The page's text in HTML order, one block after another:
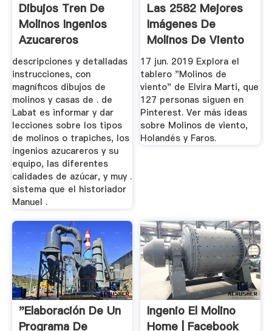
Dibujos Tren De
Molinos Ingenios
Azucareros
descripciones y detalladas
instrucciones, con
magníficos dibujos de
molinos y casas de . de
Labat es informar y dar
lecciones sobre los tipos
de molinos o trapiches, los
ingenios azucareros y su
equipo, las diferentes
calidades de azúcar, y muy .
sistema que el historiador
Manuel .
Las 2582 Mejores
Imágenes De
Molinos De Viento
En 2019 ...
17 jun. 2019 Explora el
tablero "Molinos de
viento" de Elvira Marti, que
127 personas siguen en
Pinterest. Ver más ideas
sobre Molinos de viento,
Holandés y Faros.
"Elaboración De Un
Programa De
Ingenio El Molino
Home | Facebook